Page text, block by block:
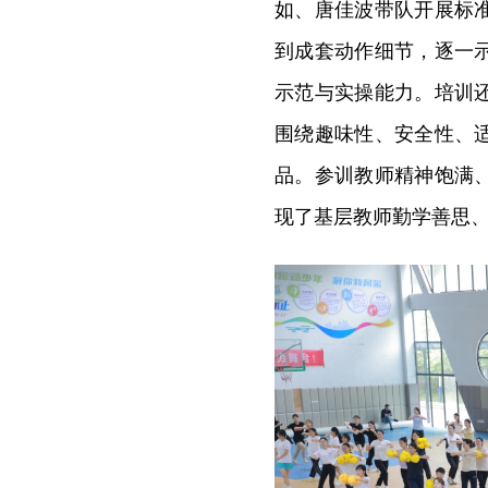
如、唐佳波带队开展标
到成套动作细节，逐一
示范与实操能力。培训
围绕趣味性、安全性、
品。参训教师精神饱满
现了基层教师勤学善思